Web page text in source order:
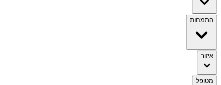
התמחות
איזור
מטופל